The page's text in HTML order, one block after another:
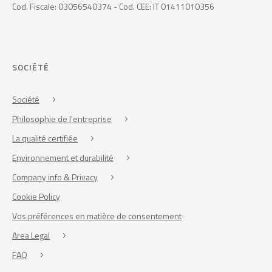
Cod. Fiscale: 03056540374 - Cod. CEE: IT 01411010356
SOCIÉTÉ
Société
Philosophie de l'entreprise
La qualité certifiée
Environnement et durabilité
Company info & Privacy
Cookie Policy
Vos préférences en matière de consentement
Area Legal
FAQ